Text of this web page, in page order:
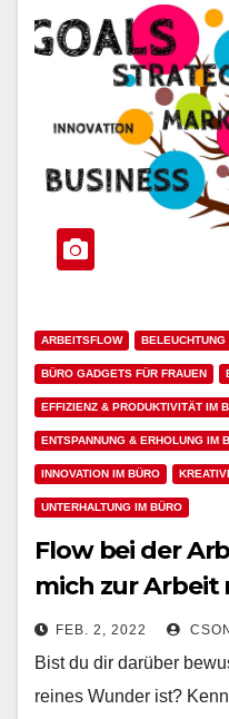
ARBEITSFLOW BELEUCHTUNG
BÜRO GADGETS FÜR FRAUEN
EFFIZIENZ & PRODUKTIVITÄT IM
ENTSPANNUNG & ERHOLUNG IM
INNOVATION IM BÜRO
UNTERHALTUNG IM BÜRO
Flow bei der
mich zur Arbeit
dem Wunder
Flow!
FEB. 2, 2022
Bist du dir darüber
reines Wunder ist?